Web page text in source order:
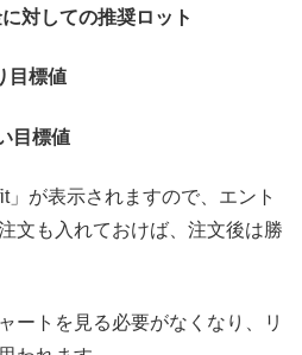
対しての推奨ロット
目標値
目標値
」が表示されますので、エント
文も入れておけば、注文後は勝
ートを見る必要がなくなり、リ